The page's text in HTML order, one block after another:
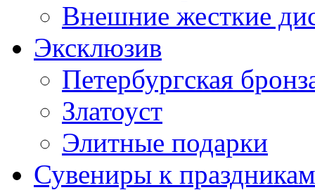
Внешние жесткие
Эксклюзив
Петербургская
Златоуст
Элитные подарки
Сувениры к праздникам